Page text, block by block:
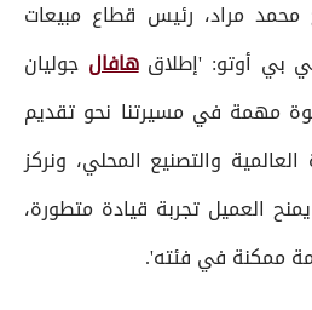
مراد، رئيس قطاع مبيعات
بي أوتو: 'إطلاقهافال جوليان
مهمة في مسيرتنا نحو تقديم
والتصنيع المحلي، ونركز
العميل تجربة قيادة متطورة،
ممكنة في فئته'.